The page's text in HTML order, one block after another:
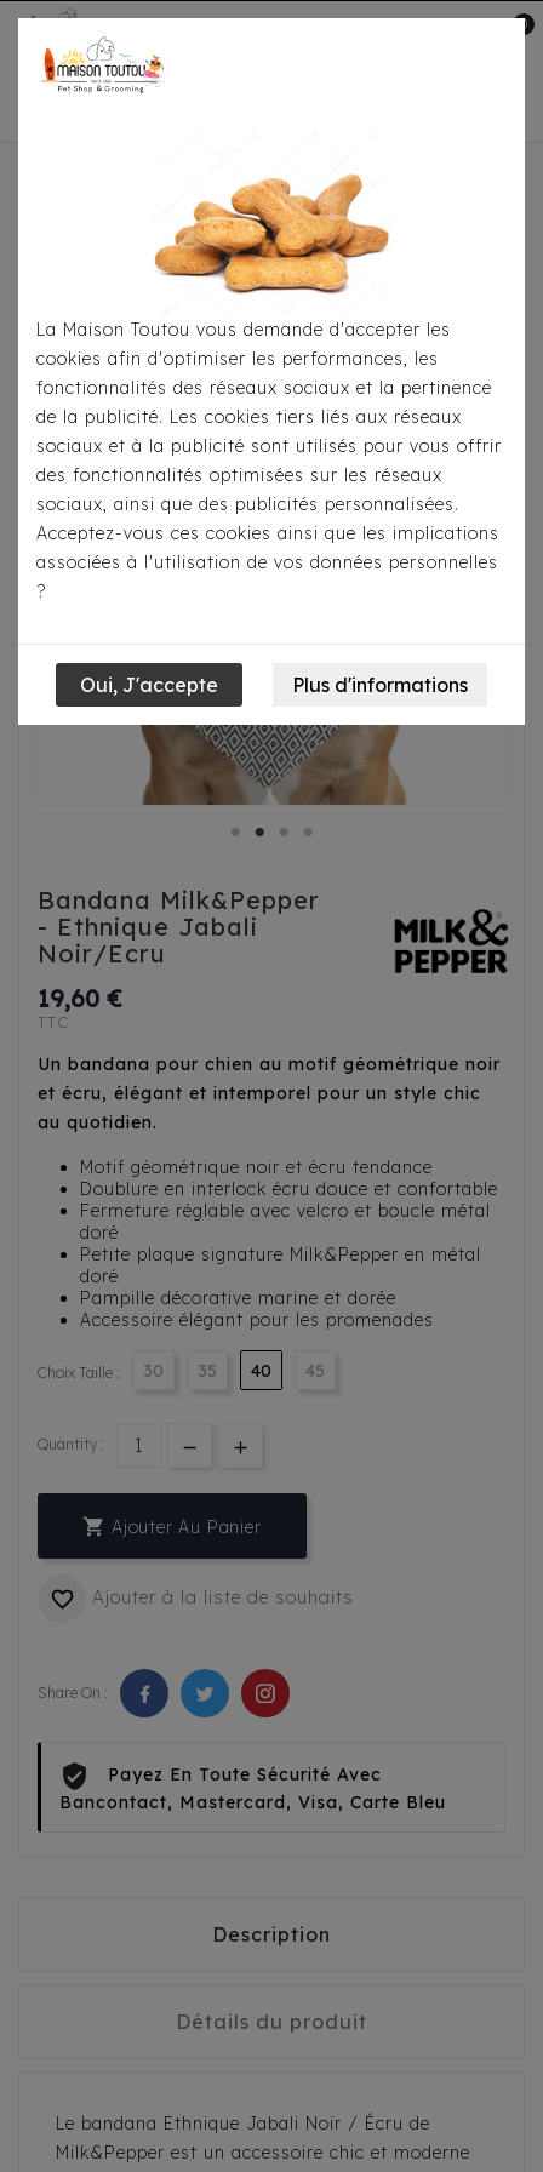
0
Accueil
Pour
Accessoires
Bandana Milk&Pepper -
Ethnique Jabali Noir/Ecru
Bandana Milk&Pepper
- Ethnique Jabali
Noir/Ecru
19,60 €
TTC
Un bandana pour chien au motif géométrique noir
et écru, élégant et intemporel pour un style chic
au quotidien.
Motif géométrique noir et écru tendance
Doublure en interlock écru douce et confortable
Fermeture réglable avec velcro et boucle métal
doré
Petite plaque signature Milk&Pepper en métal
doré
Pampille décorative marine et dorée
Accessoire élégant pour les promenades
Choix Taille : 30 35 40 45
Quantity :
 Ajouter Au Panier
 Ajouter à la liste de souhaits
Share On :
Payez En Toute Sécurité Avec
Bancontact, Mastercard, Visa, Carte Bleu
Description
Détails du produit
Le bandana Ethnique Jabali Noir / Écru de
Milk&Pepper est un accessoire chic et moderne
La Maison Toutou vous demande d'accepter les
cookies afin d'optimiser les performances, les
fonctionnalités des réseaux sociaux et la pertinence
de la publicité. Les cookies tiers liés aux réseaux
sociaux et à la publicité sont utilisés pour vous offrir
des fonctionnalités optimisées sur les réseaux
sociaux, ainsi que des publicités personnalisées.
Acceptez-vous ces cookies ainsi que les implications
associées à l'utilisation de vos données personnelles
?